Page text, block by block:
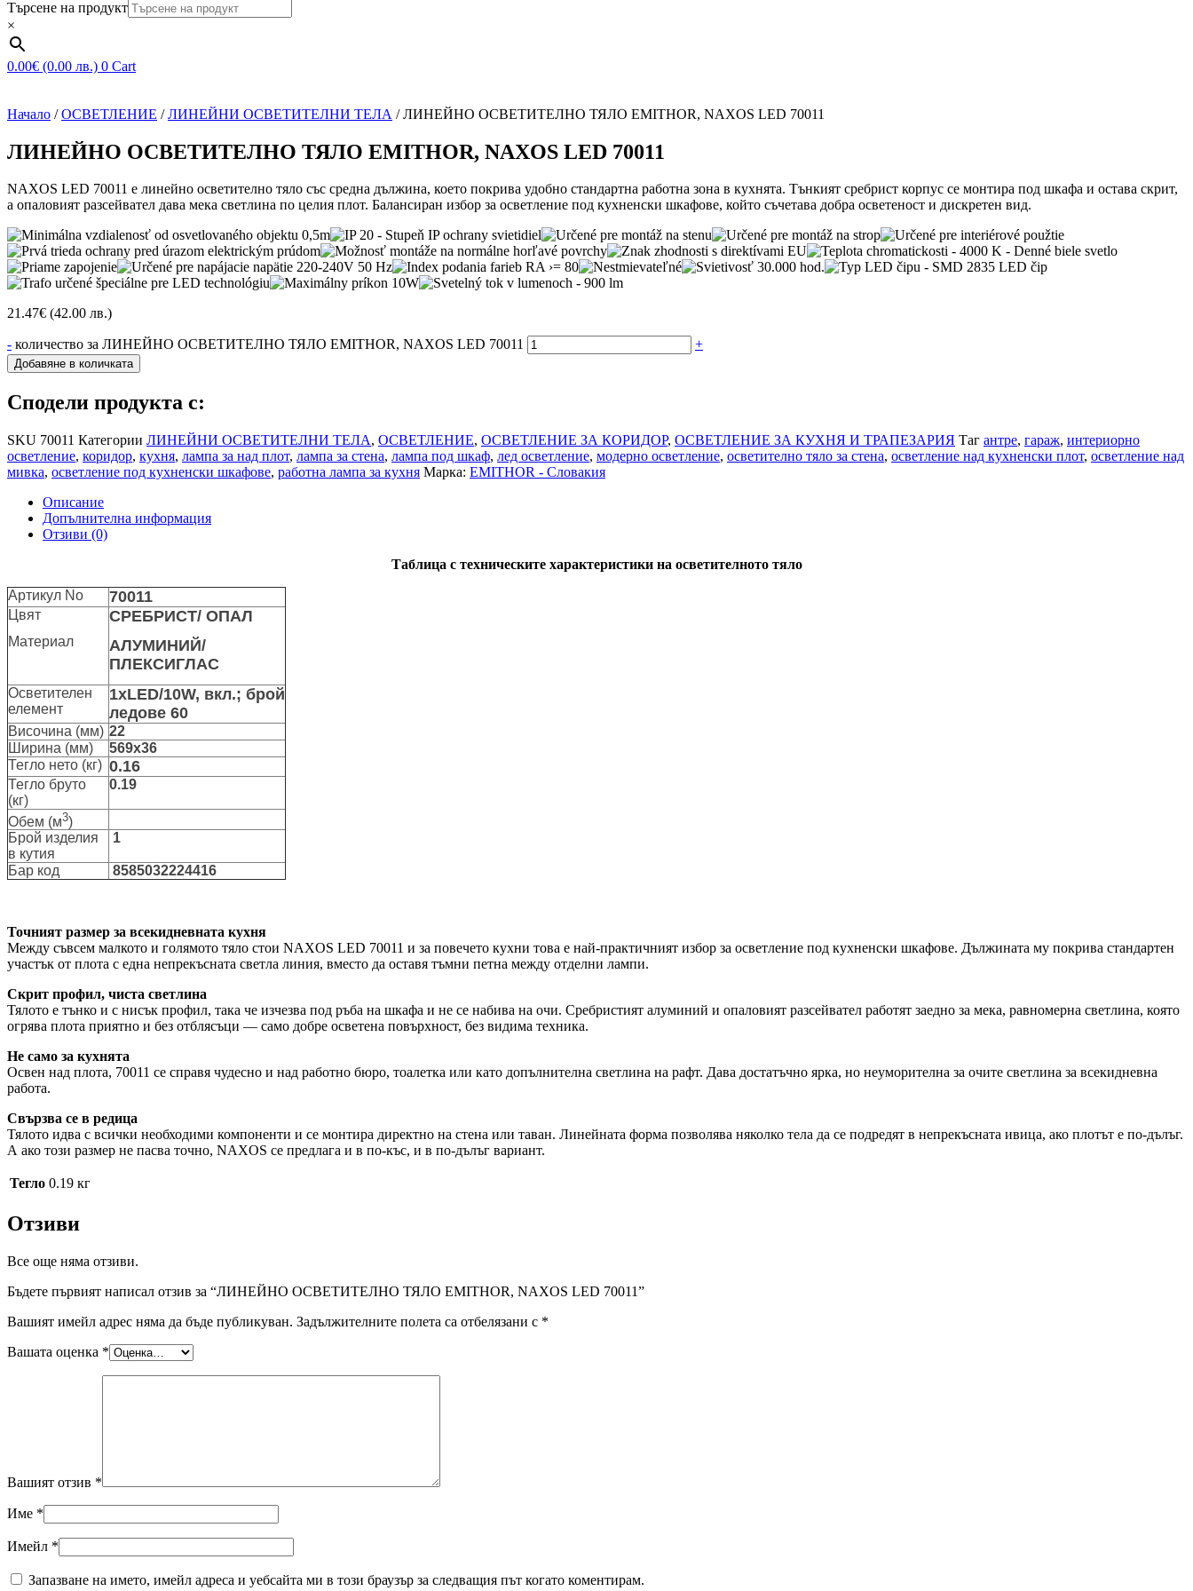
Търсене на продукт
×
0.00€ (0.00 лв.) 0 Cart
Начало /ОСВЕТЛЕНИЕ /ЛИНЕЙНИ ОСВЕТИТЕЛНИ ТЕЛА / ЛИНЕЙНО ОСВЕТИТЕЛНО ТЯЛО EMITHOR, NAXOS LED 70011
ЛИНЕЙНО ОСВЕТИТЕЛНО ТЯЛО EMITHOR, NAXOS LED 70011
NAXOS LED 70011 е линейно осветително тяло със средна дължина, което покрива удобно стандартна работна зона в кухнята. Тънкият сребрист корпус се монтира под шкафа и остава скрит,
а опаловият разсейвател дава мека светлина по целия плот. Балансиран избор за осветление под кухненски шкафове, който съчетава добра осветеност и дискретен вид.
21.47€ (42.00 лв.)
- количество за ЛИНЕЙНО ОСВЕТИТЕЛНО ТЯЛО EMITHOR, NAXOS LED 70011 +
Добавяне в количката
Сподели продукта с:
SKU 70011 Категории ЛИНЕЙНИ ОСВЕТИТЕЛНИ ТЕЛА, ОСВЕТЛЕНИЕ, ОСВЕТЛЕНИЕ ЗА КОРИДОР, ОСВЕТЛЕНИЕ ЗА КУХНЯ И ТРАПЕЗАРИЯ Таг антре, гараж, интериорно
осветление, коридор, кухня, лампа за над плот, лампа за стена, лампа под шкаф, лед осветление, модерно осветление, осветително тяло за стена, осветление над кухненски плот, осветление над
мивка, осветление под кухненски шкафове, работна лампа за кухня Марка: EMITHOR - Словакия
Описание
Допълнителна информация
Отзиви (0)
Таблица с техническите характеристики на осветителното тяло
Артикул No 70011
Цвят
Материал
СРЕБРИСТ/ ОПАЛ
АЛУМИНИЙ/
ПЛЕКСИГЛАС
Осветителен
елемент
1xLED/10W, вкл.; брой
ледове 60
Височина (мм) 22
Ширина (мм)
569х36
Тегло нето (кг) 0.16
Тегло бруто
(кг)
0.19
Обем (м3)
Брой изделия
в кутия
1
Бар код 8585032224416
Точният размер за всекидневната кухня
Между съвсем малкото и голямото тяло стои NAXOS LED 70011 и за повечето кухни това е най-практичният избор за осветление под кухненски шкафове. Дължината му покрива стандартен
участък от плота с една непрекъсната светла линия, вместо да оставя тъмни петна между отделни лампи.
Скрит профил, чиста светлина
Тялото е тънко и с нисък профил, така че изчезва под ръба на шкафа и не се набива на очи. Сребристият алуминий и опаловият разсейвател работят заедно за мека, равномерна светлина, която
огрява плота приятно и без отблясъци — само добре осветена повърхност, без видима техника.
Не само за кухнята
Освен над плота, 70011 се справя чудесно и над работно бюро, тоалетка или като допълнителна светлина на рафт. Дава достатъчно ярка, но неуморителна за очите светлина за всекидневна
работа.
Свързва се в редица
Тялото идва с всички необходими компоненти и се монтира директно на стена или таван. Линейната форма позволява няколко тела да се подредят в непрекъсната ивица, ако плотът е по-дълъг.
А ако този размер не пасва точно, NAXOS се предлага и в по-къс, и в по-дълъг вариант.
Тегло 0.19 кг
Отзиви
Все още няма отзиви.
Бъдете първият написал отзив за “ЛИНЕЙНО ОСВЕТИТЕЛНО ТЯЛО EMITHOR, NAXOS LED 70011”
Вашият имейл адрес няма да бъде публикуван. Задължителните полета са отбелязани с *
Вашата оценка *
Вашият отзив *
Име *
Имейл *
Запазване на името, имейл адреса и уебсайта ми в този браузър за следващия път когато коментирам.